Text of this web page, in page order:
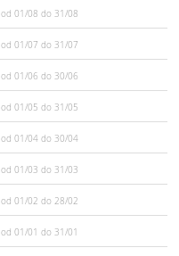
od 01/08 do 31/08
od 01/07 do 31/07
od 01/06 do 30/06
od 01/05 do 31/05
od 01/04 do 30/04
od 01/03 do 31/03
od 01/02 do 28/02
od 01/01 do 31/01